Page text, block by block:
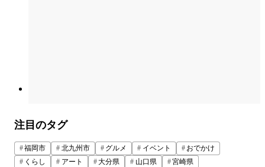
注目のタグ
福岡市 北九州市 グルメ イベント
おでかけ
くらし
アート 大分県 山口県 宮崎県